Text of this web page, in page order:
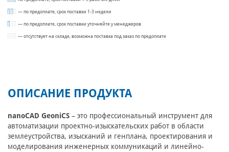
— по предоплате, срок поставки 1-3 недели
— по предоплате, срок поставки уточняйте у менеджеров
— отсутствует на складе, возможна поставка под заказ по предоплате
ОПИСАНИЕ ПРОДУКТА
nanoCAD GeoniCS – это профессиональный инструмент для
автоматизации проектно-изыскательских работ в области
землеустройства, изысканий и генплана, проектирования и
моделирования инженерных коммуникаций и линейно-